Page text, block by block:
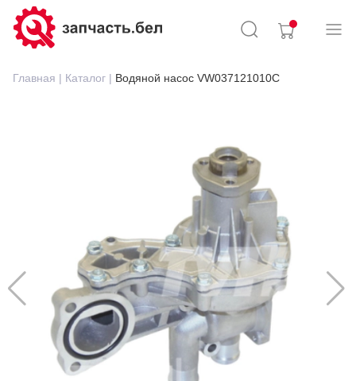
Главная | Каталог | Водяной насос VW037121010C